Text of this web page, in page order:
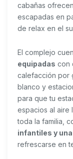
cabañas
escapadas en
de relax en el
El complejo
equipadas con
calefacción por
blanco y
para que tu
espacios al aire
toda la familia,
infantiles y
refrescarse en